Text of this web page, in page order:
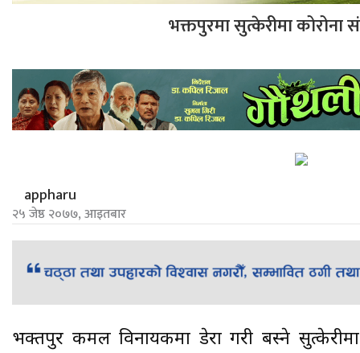
भक्तपुरमा सुत्केरीमा कोरोना
appharu
२५ जेष्ठ २०७७, आइतबार
भक्तपुर कमल विनायकमा डेरा गरी बस्ने